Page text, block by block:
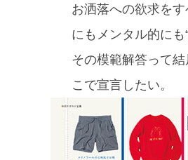
お洒落への欲求を
にもメンタル的にも“
その模範解答って
こで宣言したい。